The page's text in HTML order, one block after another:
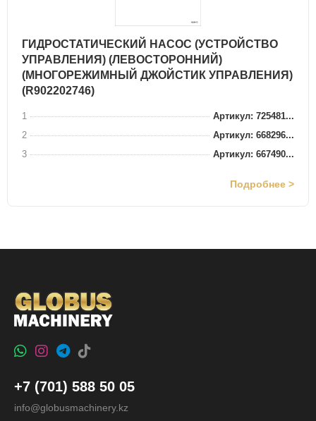
ГИДРОСТАТИЧЕСКИЙ НАСОС (УСТРОЙСТВО
УПРАВЛЕНИЯ) (ЛЕВОСТОРОННИЙ)
(МНОГОРЕЖИМНЫЙ ДЖОЙСТИК УПРАВЛЕНИЯ)
(R902202746)
1
Артикул: 725481...
2
Артикул: 668296...
3
Артикул: 667490...
Подробнее >
+7 (701) 588 50 05
info@globusmachinery.kz